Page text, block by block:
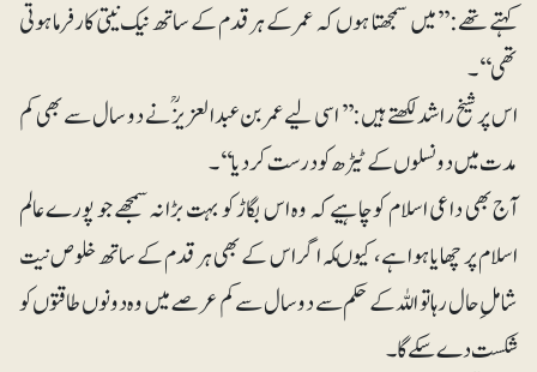
کہتے تھے: ’’میں سمجھتا ہوں کہ عمر کے ہر قدم کے ساتھ نیک نیتی کارفرما ہوتی
تھی‘‘۔
اس پر شیخ راشد لکھتے ہیں:’’ اسی لیے عمر بن عبدالعزیزؒ نے دو سال سے بھی کم
مدت میں دونسلوں کے ٹیڑھ کو درست کردیا‘‘۔
آج بھی داعی اسلام کو چاہیے کہ وہ اس بگاڑ کو بہت بڑا نہ سمجھے جو پورے عالم
اسلام پر چھایا ہوا ہے، کیوںکہ اگر اس کے بھی ہر قدم کے ساتھ خلوص نیت
شاملِ حال رہا تو اللہ کے حکم سے دو سال سے کم عرصے میں وہ دونوں طاقتوں کو
شکست دے سکے گا۔